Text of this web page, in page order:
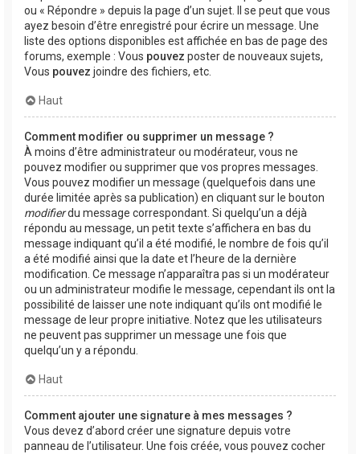
ou « Répondre » depuis la page d’un sujet. Il se peut que vous
ayez besoin d’être enregistré pour écrire un message. Une
liste des options disponibles est affichée en bas de page des
forums, exemple : Vous pouvez poster de nouveaux sujets,
Vous pouvez joindre des fichiers, etc.
Haut
Comment modifier ou supprimer un message ?
À moins d’être administrateur ou modérateur, vous ne
pouvez modifier ou supprimer que vos propres messages.
Vous pouvez modifier un message (quelquefois dans une
durée limitée après sa publication) en cliquant sur le bouton
modifierdu message correspondant. Si quelqu’un a déjà
répondu au message, un petit texte s’affichera en bas du
message indiquant qu’il a été modifié, le nombre de fois qu’il
a été modifié ainsi que la date et l’heure de la dernière
modification. Ce message n’apparaîtra pas si un modérateur
ou un administrateur modifie le message, cependant ils ont la
possibilité de laisser une note indiquant qu’ils ont modifié le
message de leur propre initiative. Notez que les utilisateurs
ne peuvent pas supprimer un message une fois que
quelqu’un y a répondu.
Haut
Comment ajouter une signature à mes messages ?
Vous devez d’abord créer une signature depuis votre
panneau de l’utilisateur. Une fois créée, vous pouvez cocher